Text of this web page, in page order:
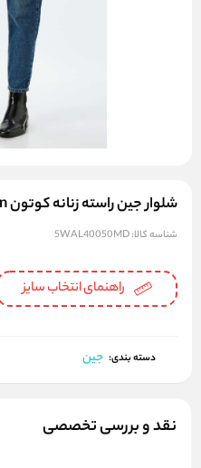
شلوار جین راسته زنانه کوتون Koton کد 5WAL40050MD
شناسه کالا:5WAL40050MD
راهنمای انتخاب سایز
دسته بندی: جین
نقد و بررسی تخصصی